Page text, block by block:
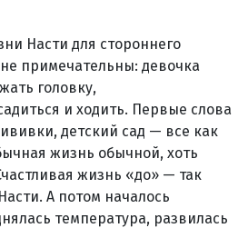
Насти для стороннего
примечательны: девочка
головку,
и ходить. Первые слова
детский сад — все как
жизнь обычной, хоть
жизнь «до» — так
А потом началось
температура, развилась